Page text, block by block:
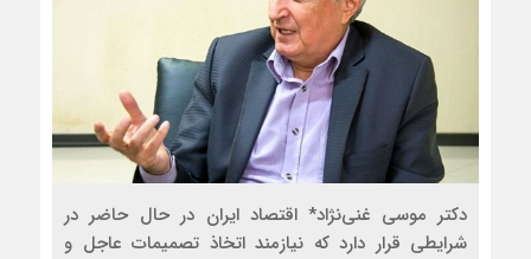
دکتر موسی غنی‌نژاد* اقتصاد ایران در حال حاضر در
شرایطی قرار دارد که نیازمند اتخاذ تصمیمات عاجل و